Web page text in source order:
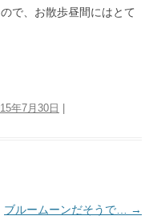
で、お散歩昼間にはとて
年7月30日
ブルームーンだそうで… →